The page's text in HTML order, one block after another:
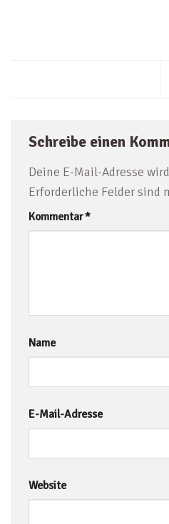
Schreibe einen
Deine E-Mail-Adresse
Erforderliche Felder sind
Kommentar*
Name
E-Mail-Adresse
Website